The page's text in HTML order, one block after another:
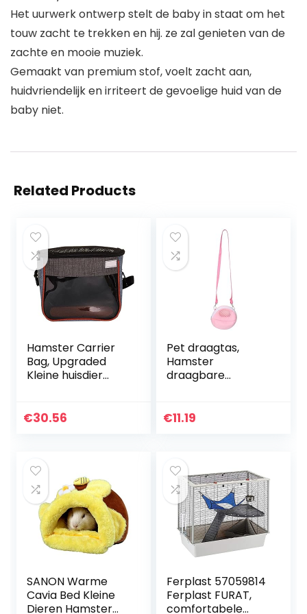
Het uurwerk ontwerp stelt de baby in staat om het
touw zacht te trekken en hij. ze zal genieten van de
zachte en mooie muziek.
Gemaakt van premium stof, voelt zacht aan,
huidvriendelijk en irriteert de gevoelige huid van de
baby niet.
Related Products
Hamster Carrier
Bag, Upgraded
Kleine huisdier
schouderband en
€30.56
Pet draagtas,
Hamster
draagbare
ademende huisdier
€11.19
SANON Warme
Cavia Bed Kleine
Dieren Hamster
Ferplast 57059814
Ferplast FURAT,
comfortabele